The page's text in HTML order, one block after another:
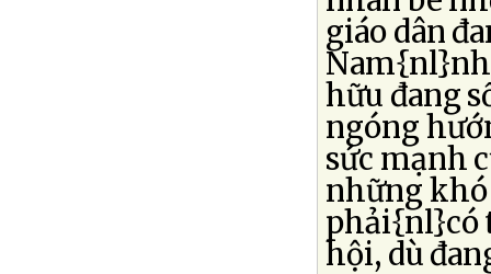
giáo dân
hữu đang
ngóng
sức mạnh
những
phải{nl}có
hội, dù